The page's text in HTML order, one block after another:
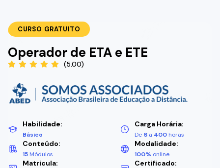
CURSO GRATUITO
Operador de ETA e ETE
(5.00)
Habilidade:
Básico
Carga Horária:
De 6 a 400 horas
Conteúdo:
15 Módulos
Modalidade:
100% online.
Matricula: Certificado: